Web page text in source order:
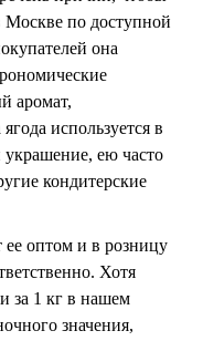
по доступной
она
аромат,
используется в
украшение, ею часто
кондитерские
оптом и в розницу
Хотя
за 1 кг в нашем
значения,